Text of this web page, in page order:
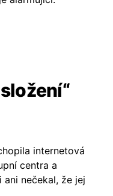
internetová
centra a
nečekal, že jej